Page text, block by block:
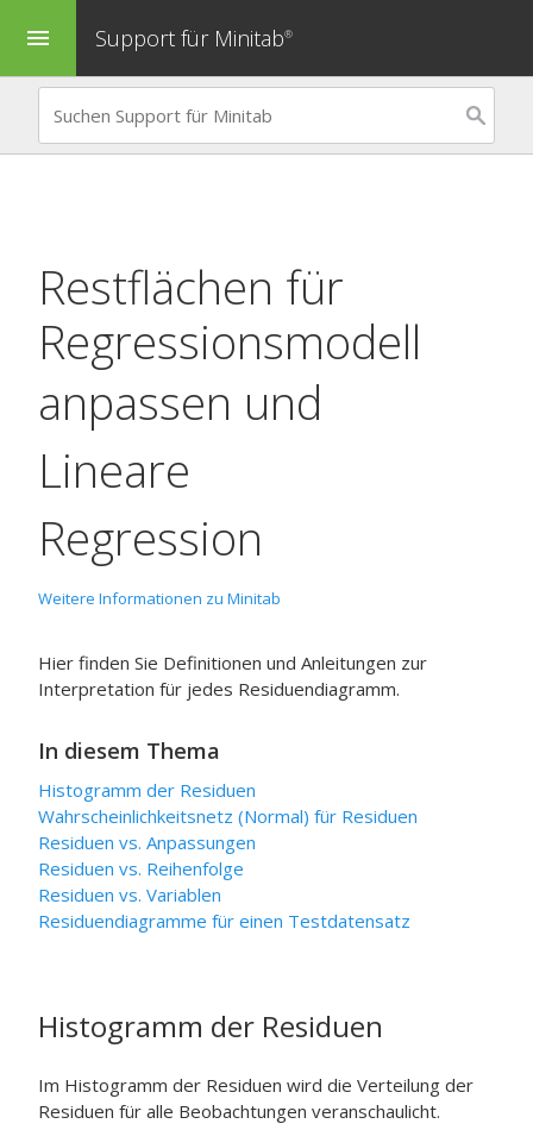
menu Support für Minitab®
Restflächen für
Regressionsmodell
anpassen und
Lineare
Regression
Weitere Informationen zu Minitab
Hier finden Sie Definitionen und Anleitungen zur
Interpretation für jedes Residuendiagramm.
In diesem Thema
Histogramm der Residuen
Wahrscheinlichkeitsnetz (Normal) für Residuen
Residuen vs. Anpassungen
Residuen vs. Reihenfolge
Residuen vs. Variablen
Residuendiagramme für einen Testdatensatz
Histogramm der Residuen
Im Histogramm der Residuen wird die Verteilung der
Residuen für alle Beobachtungen veranschaulicht.